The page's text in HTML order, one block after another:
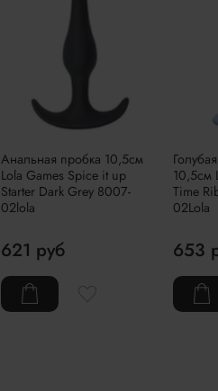
Анальная пробка 10,5см
Lola Games Spice it up
Starter Dark Grey 8007-
02lola
621 руб
10,5см
Time
02Lola
653